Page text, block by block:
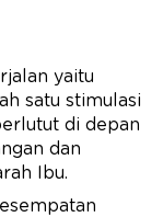
yaitu
satu stimulasi
di depan
dan
Ibu.